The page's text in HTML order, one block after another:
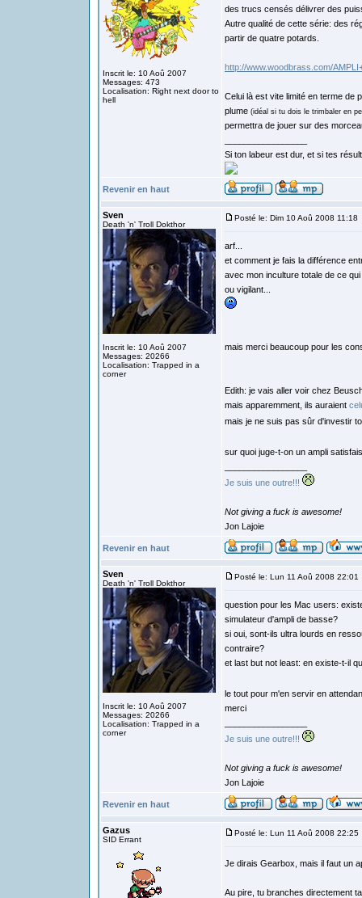
Inscrit le: 10 Aoû 2007
Messages: 473
Localisation: Right next door to
hell
des trucs censés délivrer des
Autre qualité de cette série: des
partir de quatre potards.
http://www.woodbrass.com/
Celui là est vite limité en terme de
plume (idéal si tu dois le trimbaler en
permettra de jouer sur des
Si ton labeur est dur, et si tes
Revenir en haut
Sven
Death 'n' Troll Dokthor
Inscrit le: 10 Aoû 2007
Messages: 20266
Localisation: Trapped in a
corner
Posté le: Dim 10 Aoû 2008 11:18
arf...
et comment je fais la différence
avec mon inculture totale de ce
ou vigilant...
mais merci beaucoup pour les
Edith: je vais aller voir chez
mais apparemment, ils auraient
mais je ne suis pas sûr d'investir
sur quoi juge-t-on un ampli
Je suis une outre!!!
Not giving a fuck is awesome!
Jon Lajoie
Revenir en haut
Sven
Death 'n' Troll Dokthor
Inscrit le: 10 Aoû 2007
Messages: 20266
Localisation: Trapped in a
corner
Posté le: Lun 11 Aoû 2008 22:01
question pour les Mac users:
simulateur d'ampli de basse?
si oui, sont-ils ultra lourds en
contraire?
et last but not least: en existe-t-il
le tout pour m'en servir en
merci
Je suis une outre!!!
Not giving a fuck is awesome!
Jon Lajoie
Revenir en haut
Gazus
SID Errant
Posté le: Lun 11 Aoû 2008 22:25
Je dirais Gearbox, mais il faut un
Au pire, tu branches directement